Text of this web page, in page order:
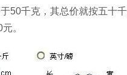
50千克，其总价就按五十千
。